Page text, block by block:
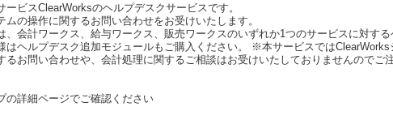
ービスClearWorksのヘルプデスクサービスです。
ムの操作に関するお問い合わせをお受けいたします。
、会計ワークス、給与ワークス、販売ワークスのいずれか1つのサービスに対す
はヘルプデスク追加モジュールもご購入ください。 ※本サービスでは
るお問い合わせや、会計処理に関するご相談はお受けいたしておりませんのでご
の詳細ページでご確認ください